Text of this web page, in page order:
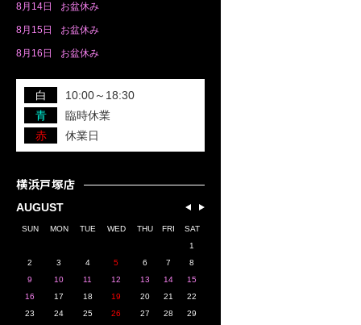
8月 14日 お盆休み
8月 15日 お盆休み
8月 16日 お盆休み
白
10:00～18:30
青
臨時休業
赤
休業日
横浜戸塚店
AUGUST
SUN MON TUE WED THU FRI
SAT
1
2
3 4 5 6 7
8
9
10 11 12 13 14
15
16
17 18 19 20 21
22
23
24 25 26 27 28
29